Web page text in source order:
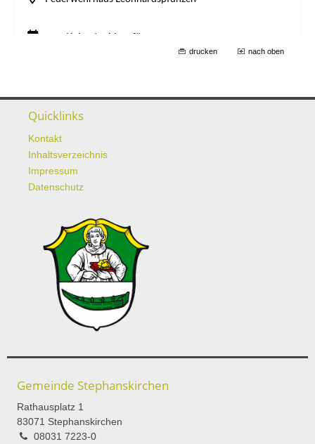
drucken nach oben
Quicklinks
Kontakt
Inhaltsverzeichnis
Impressum
Datenschutz
Gemeinde Stephanskirchen
Rathausplatz 1
83071 Stephanskirchen
08031 7223-0